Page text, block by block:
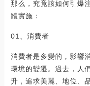
那么，究竟該如何引爆
體實施：
01、消費者
消費者是多變的，影響
環境的變遷。過去，人
升，追求美麗、地位、